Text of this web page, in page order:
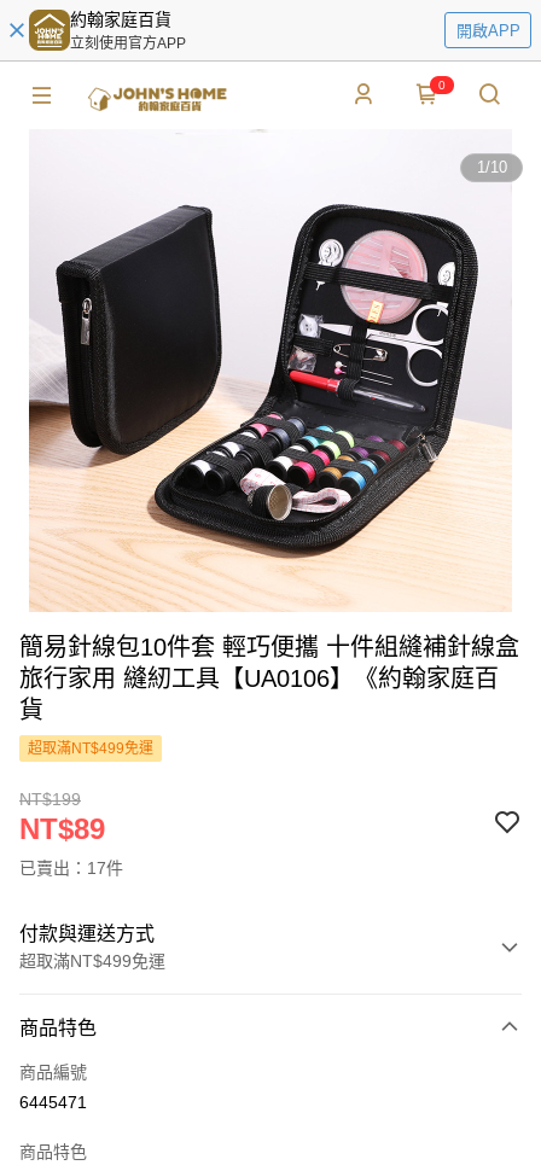
約翰家庭百貨
立刻使用官方APP
開啟APP
0
1/10
簡易針線包10件套 輕巧便攜 十件組縫補針線盒
旅行家用 縫紉工具【UA0106】《約翰家庭百
貨
超取滿NT$499免運
NT$199
NT$89
已賣出：17件
付款與運送方式
超取滿NT$499免運
信用卡一次付款
超商取貨付款
商品特色
商品編號
6445471
商品特色